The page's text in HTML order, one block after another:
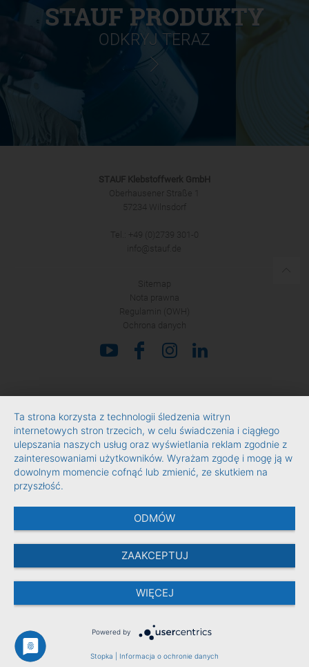
STAUF PRODUKTY
ODKRYJ TERAZ
STAUF Klebstoffwerk GmbH
Oberhausener Straße 1
57234 Wilnsdorf
Tel.: +49 (0)2739 301-0
info@stauf.de
Sitemap
Nota prawna
Regulamin (OWH)
Ochrona danych
Ta strona korzysta z technologii śledzenia witryn
internetowych stron trzecich, w celu świadczenia i ciągłego
ulepszania naszych usług oraz wyświetlania reklam zgodnie z
zainteresowaniami użytkowników. Wyrażam zgodę i mogę ją w
dowolnym momencie cofnąć lub zmienić, ze skutkiem na
przyszłość.
ODMÓW
ZAAKCEPTUJ
WIĘCEJ
Powered by
Stopka Informacja o ochronie danych